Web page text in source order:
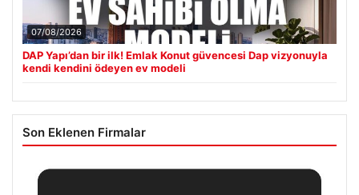
07/08/2026
DAP Yapı’dan bir ilk! Emlak Konut güvencesi Dap vizyonuyla
kendi kendini ödeyen ev modeli
Son Eklenen Firmalar